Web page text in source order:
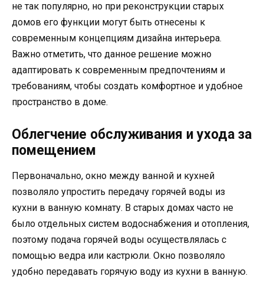
не так популярно, но при реконструкции старых
домов его функции могут быть отнесены к
современным концепциям дизайна интерьера.
Важно отметить, что данное решение можно
адаптировать к современным предпочтениям и
требованиям, чтобы создать комфортное и удобное
пространство в доме.
Облегчение обслуживания и ухода за
помещением
Первоначально, окно между ванной и кухней
позволяло упростить передачу горячей воды из
кухни в ванную комнату. В старых домах часто не
было отдельных систем водоснабжения и отопления,
поэтому подача горячей воды осуществлялась с
помощью ведра или кастрюли. Окно позволяло
удобно передавать горячую воду из кухни в ванную.